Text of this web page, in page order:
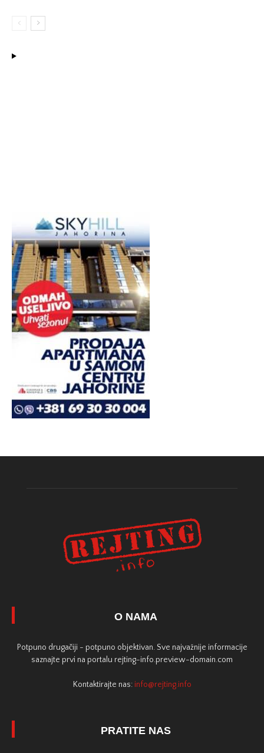
O NAMA
Potpuno drugačiji - potpuno objektivan. Sve najvažnije informacije
saznajte prvi na portalu rejting-info.preview-domain.com
Kontaktirajte nas: info@rejting.info
PRATITE NAS